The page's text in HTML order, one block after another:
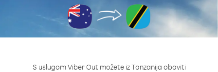
S uslugom Viber Out možete iz Tanzanija obaviti